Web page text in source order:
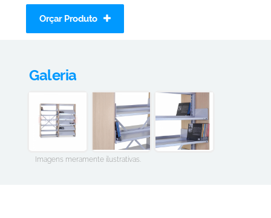
Orçar Produto
Galeria
Imagens meramente ilustrativas.